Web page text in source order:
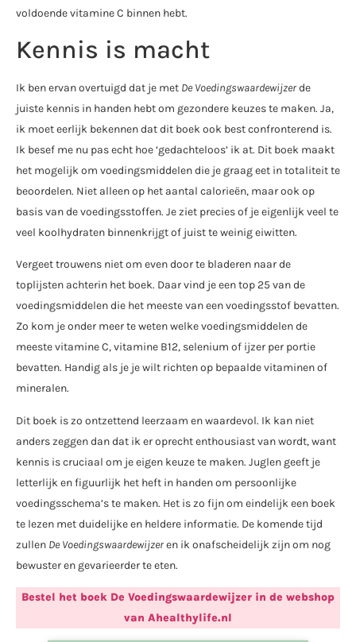
voldoende vitamine C binnen hebt.
Kennis is macht
Ik ben ervan overtuigd dat je met De Voedingswaardewijzerde
juiste kennis in handen hebt om gezondere keuzes te maken. Ja,
ik moet eerlijk bekennen dat dit boek ook best confronterend is.
Ik besef me nu pas echt hoe ‘gedachteloos’ ik at. Dit boek maakt
het mogelijk om voedingsmiddelen die je graag eet in totaliteit te
beoordelen. Niet alleen op het aantal calorieën, maar ook op
basis van de voedingsstoffen. Je ziet precies of je eigenlijk veel te
veel koolhydraten binnenkrijgt of juist te weinig eiwitten.
Vergeet trouwens niet om even door te bladeren naar de
toplijsten achterin het boek. Daar vind je een top 25 van de
voedingsmiddelen die het meeste van een voedingsstof bevatten.
Zo kom je onder meer te weten welke voedingsmiddelen de
meeste vitamine C, vitamine B12, selenium of ijzer per portie
bevatten. Handig als je je wilt richten op bepaalde vitaminen of
mineralen.
Dit boek is zo ontzettend leerzaam en waardevol. Ik kan niet
anders zeggen dan dat ik er oprecht enthousiast van wordt, want
kennis is cruciaal om je eigen keuze te maken. Juglen geeft je
letterlijk en figuurlijk het heft in handen om persoonlijke
voedingsschema’s te maken. Het is zo fijn om eindelijk een boek
te lezen met duidelijke en heldere informatie. De komende tijd
zullen De Voedingswaardewijzeren ik onafscheidelijk zijn om nog
bewuster en gevarieerder te eten.
Bestel het boek De Voedingswaardewijzer in de webshop
van Ahealthylife.nl